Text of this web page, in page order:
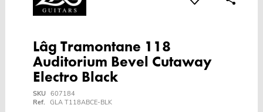
Lâg Tramontane 118
Auditorium Bevel Cutaway
Electro Black
SKU 607184
Ref. GLA T118ABCE-BLK